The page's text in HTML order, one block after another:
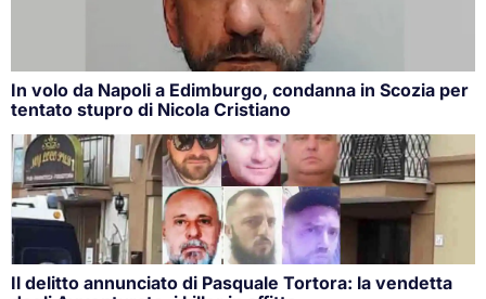
In volo da Napoli a Edimburgo, condanna in Scozia per
tentato stupro di Nicola Cristiano
Il delitto annunciato di Pasquale Tortora: la vendetta